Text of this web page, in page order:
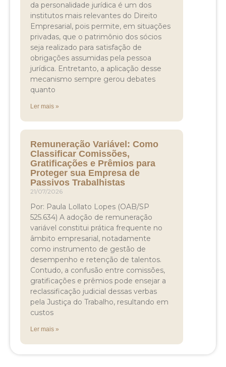
da personalidade jurídica é um dos
institutos mais relevantes do Direito
Empresarial, pois permite, em situações
privadas, que o patrimônio dos sócios
seja realizado para satisfação de
obrigações assumidas pela pessoa
jurídica. Entretanto, a aplicação desse
mecanismo sempre gerou debates
quanto
Ler mais »
Remuneração Variável: Como
Classificar Comissões,
Gratificações e Prêmios para
Proteger sua Empresa de
Passivos Trabalhistas
21/07/2026
Por: Paula Lollato Lopes (OAB/SP
525.634) A adoção de remuneração
variável constitui prática frequente no
âmbito empresarial, notadamente
como instrumento de gestão de
desempenho e retenção de talentos.
Contudo, a confusão entre comissões,
gratificações e prêmios pode ensejar a
reclassificação judicial dessas verbas
pela Justiça do Trabalho, resultando em
custos
Ler mais »